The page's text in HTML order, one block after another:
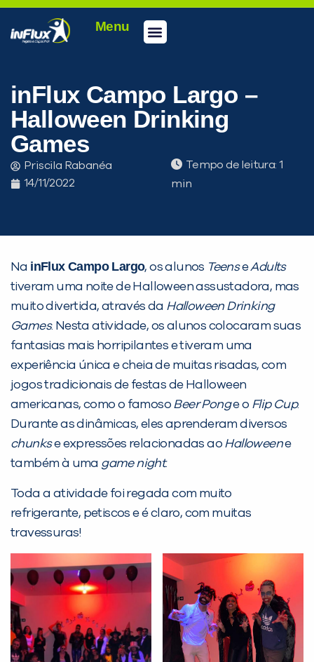
Menu
inFlux Campo Largo –
Halloween Drinking
Games
Priscila Rabanéa
14/11/2022
Tempo de leitura:
Na inFlux Campo Largo, os alunos TeenseAdults
tiveram uma noite de Halloween assustadora, mas
muito divertida, através da Halloween Drinking
Games. Nesta atividade, os alunos colocaram suas
fantasias mais horripilantes e tiveram uma
experiência única e cheia de muitas risadas, com
jogos tradicionais de festas de Halloween
americanas, como o famoso Beer Ponge o Flip Cup.
Durante as dinâmicas, eles aprenderam diversos
chunkse expressões relacionadas ao Halloweene
também à uma game night.
Toda a atividade foi regada com muito
refrigerante, petiscos e é claro, com muitas
travessuras!
PEÇA UMA DEMONSTRAÇÃO DE MÉTODO
Não encontramos nenhuma unidade
Preencha com seus dados abaixo e
já vamos te colocar em contato
com a: